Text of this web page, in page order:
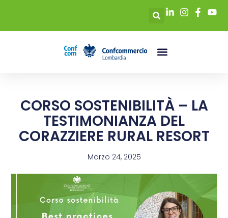
CORSO SOSTENIBILITÀ – LA
TESTIMONIANZA DEL
CORAZZIERE RURAL RESORT
Marzo 24, 2025